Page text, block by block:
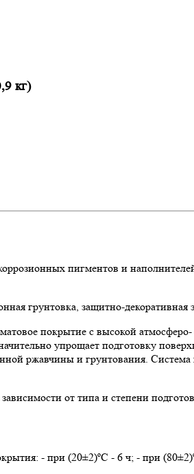
кг)
пигментов и
грунтовка, защитно-декоративная
покрытие с высокой
упрощает подготовку
ржавчины и грунтования.
от типа и степени
- при (20±2)ºС - 6 ч; - при